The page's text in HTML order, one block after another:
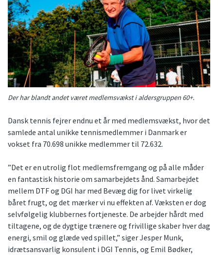
Der har blandt andet været medlemsvækst i aldersgruppen 60+.
Dansk tennis fejrer endnu et år med medlemsvækst, hvor det
samlede antal unikke tennismedlemmer i Danmark er
vokset fra 70.698 unikke medlemmer til 72.632.
”Det er en utrolig flot medlemsfremgang og på alle måder
en fantastisk historie om samarbejdets ånd. Samarbejdet
mellem DTF og DGI har med Bevæg dig for livet virkelig
båret frugt, og det mærker vi nu effekten af. Væksten er dog
selvfølgelig klubbernes fortjeneste. De arbejder hårdt med
tiltagene, og de dygtige trænere og frivillige skaber hver dag
energi, smil og glæde ved spillet,” siger Jesper Munk,
idrætsansvarlig konsulent i DGI Tennis, og Emil Bødker,